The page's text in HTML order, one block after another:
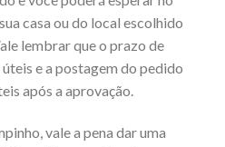
casa ou do local escolhido
lembrar que o prazo de
e a postagem do pedido
após a aprovação.
vale a pena dar uma